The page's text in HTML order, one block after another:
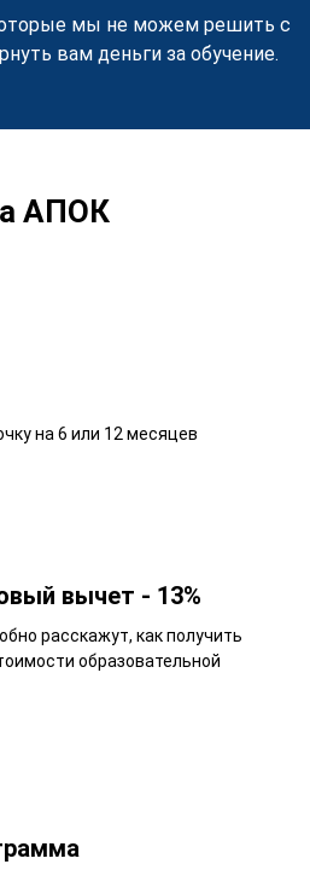
мы не можем решить с
вам деньги за обучение.
АПОК
на 6 или 12 месяцев
вычет - 13%
расскажут, как получить
образовательной